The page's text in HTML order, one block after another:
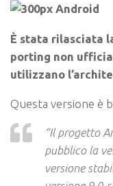
È stata rilasciata
porting non
utilizzano
Questa versione è
“Il progetto
pubblico la
versione